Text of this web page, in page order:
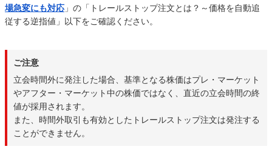
場急変にも対応 」の「トレールストップ注文とは？～価格を自動追
従する逆指値」以下をご確認ください。
ご注意
立会時間外に発注した場合、基準となる株価はプレ・マーケット
やアフター・マーケット中の株価ではなく、直近の立会時間の終
値が採用されます。
また、時間外取引も有効としたトレールストップ注文は発注する
ことができません。